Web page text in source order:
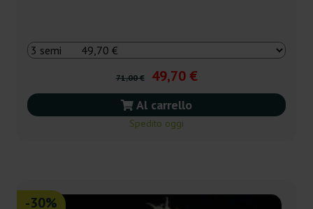
71,00 € 49,70 €
Al carrello
Spedito oggi
-30%